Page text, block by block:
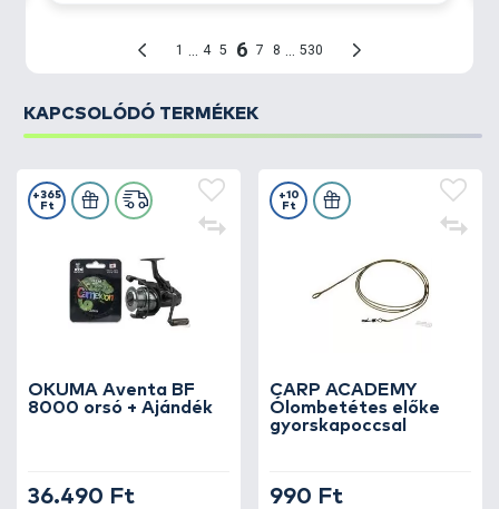
KAPCSOLÓDÓ TERMÉKEK
OKUMA Aventa BF
8000 orsó + Ajándék
+365
Ft
36.490 Ft
CARP ACADEMY
Ólombetétes előke
gyorskapoccsal
+10
Ft
990 Ft